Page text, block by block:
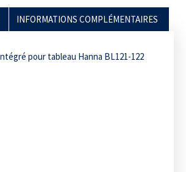
INFORMATIONS COMPLÉMENTAIRES
pour tableau Hanna BL121-122